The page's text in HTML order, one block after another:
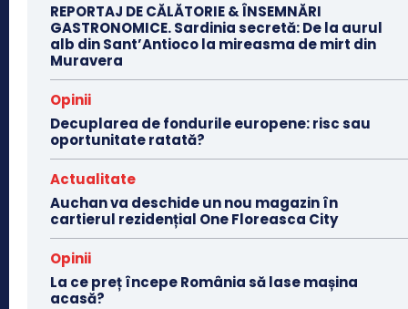
REPORTAJ DE CĂLĂTORIE & ÎNSEMNĂRI
GASTRONOMICE. Sardinia secretă: De la aurul
alb din Sant’Antioco la mireasma de mirt din
Muravera
Opinii
Decuplarea de fondurile europene: risc sau
oportunitate ratată?
Actualitate
Auchan va deschide un nou magazin în
cartierul rezidențial One Floreasca City
Opinii
La ce preț începe România să lase mașina
acasă?